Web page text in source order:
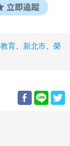
教育 新北市
榮